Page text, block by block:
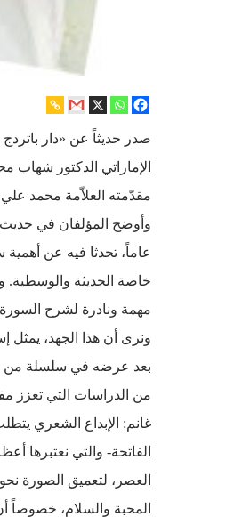
صدر حديثاً عن «دار باتردج
الإماراتي الدكتور شهاب
مقدّمته العلاّمة محمد
عاماً، تحدثا فيه عن
خاصة الحديثة والوسطية.
مهمة ونادرة لشرح السورة
ونرى أن هذا الجهد، يمثل
بعد عرضه في سلسلة من
من الدراسات التي تعزز
غانم: الإبداع الشعري
الفاتحة- والتي نعتبرها
العصر، لتعميق الصورة
المحبة والسلام، خصوصاً